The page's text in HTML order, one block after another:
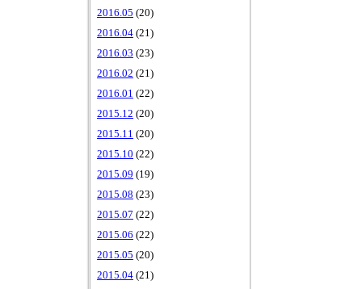
2016.05 (20)
2016.04 (21)
2016.03 (23)
2016.02 (21)
2016.01 (22)
2015.12 (20)
2015.11 (20)
2015.10 (22)
2015.09 (19)
2015.08 (23)
2015.07 (22)
2015.06 (22)
2015.05 (20)
2015.04 (21)